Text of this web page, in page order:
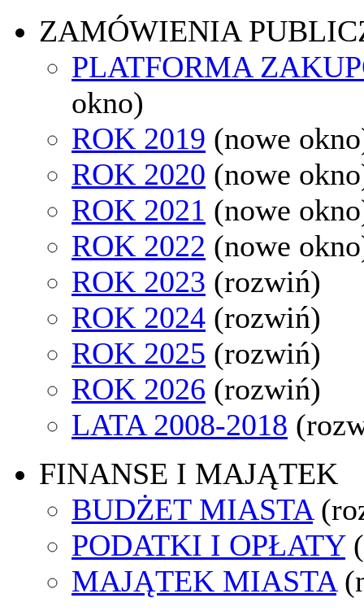
ZAMÓWIENIA
PLATFORMA
okno)
ROK 2019 (nowe
ROK 2020 (nowe
ROK 2021 (nowe
ROK 2022 (nowe
ROK 2023 (rozwiń)
ROK 2024 (rozwiń)
ROK 2025 (rozwiń)
ROK 2026 (rozwiń)
LATA 2008-2018
FINANSE I MAJĄTEK
BUDŻET MIASTA
PODATKI I OPŁATY
MAJĄTEK MIASTA